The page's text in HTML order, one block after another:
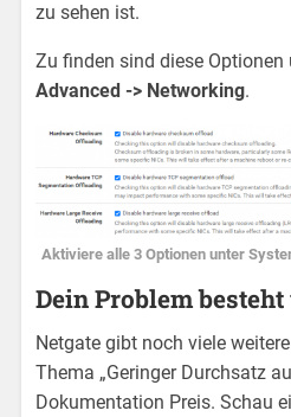
zu sehen ist.
Zu finden sind diese
Advanced -> Networking.
Aktiviere alle 3 Optionen unter
Dein Problem
Netgate gibt noch viele
Thema „Geringer Durchsatz
Dokumentation Preis. Schau